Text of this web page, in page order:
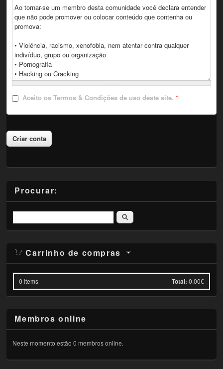
Aceito os Termos & Condições de uso deste site.*
Procurar:
Pesquisar
Carrinho de compras
0 Items Total: 0.00€
Membros online
Neste momento estão 0 membros online.